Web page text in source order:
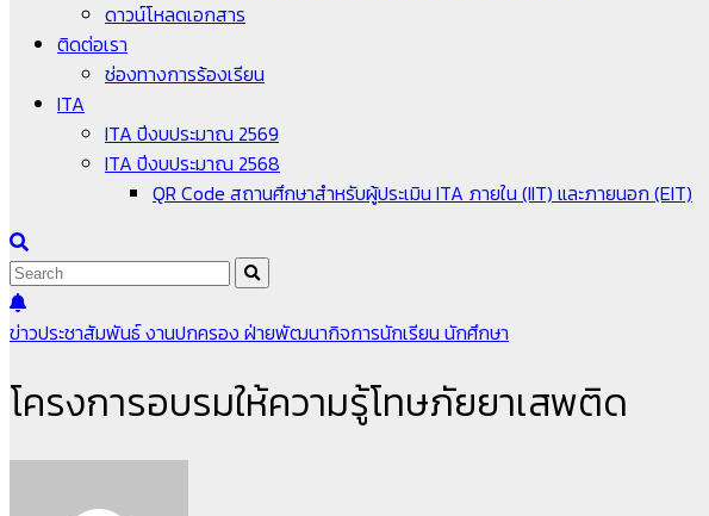
ดาวน์โหลดเอกสาร
ติดต่อเรา
ช่องทางการร้องเรียน
ITA
ITA ปีงบประมาณ 2569
ITA ปีงบประมาณ 2568
QR Code สถานศึกษาสำหรับผู้ประเมิน ITA ภายใน (IIT) และภายนอก (EIT)
ข่าวประชาสัมพันธ์งานปกครอง ฝ่ายพัฒนากิจการนักเรียน นักศึกษา
โครงการอบรมให้ความรู้โทษภัยยาเสพติด